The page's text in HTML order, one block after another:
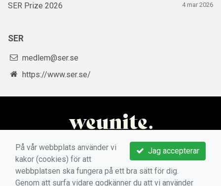
SER Prize 2026 4 mar 2026
SER
medlem@ser.se
https://www.ser.se/
Jag accepterar
På vår webbplats använder vi
kakor (cookies) för att
webbplatsen ska fungera på ett bra sätt för dig.
Genom att surfa vidare godkänner du att vi använder